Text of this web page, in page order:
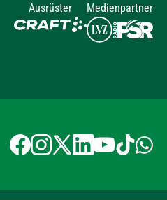
Ausrüster
Medienpartner